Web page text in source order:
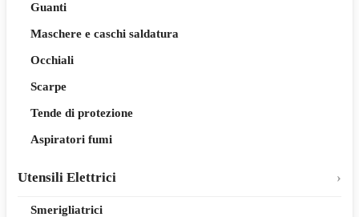
Guanti
Maschere e caschi saldatura
Occhiali
Scarpe
Tende di protezione
Aspiratori fumi
Utensili Elettrici
Smerigliatrici